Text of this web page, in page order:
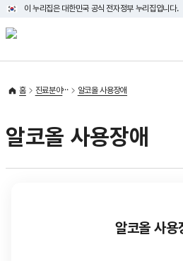
태극기
이 누리집은 대한민국 공식 전자정부 누리집입니다.
홈 진료분야 알코올 사용장애
알코올 사용장애
알코올 사용